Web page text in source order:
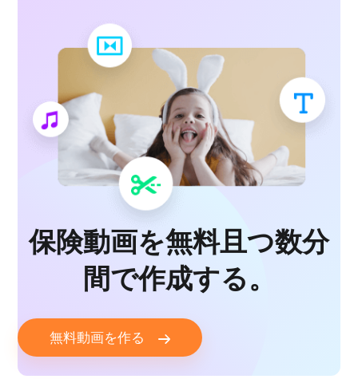
保険動画を無料且つ数分
間で作成する。
無料動画を作る